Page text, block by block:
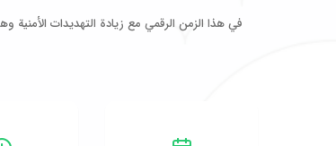
في هذا الزمن الرقمي مع زيادة التهديدات الأمنية